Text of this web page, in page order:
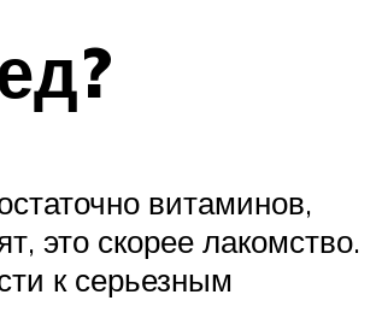
витаминов,
это скорее лакомство.
к серьезным